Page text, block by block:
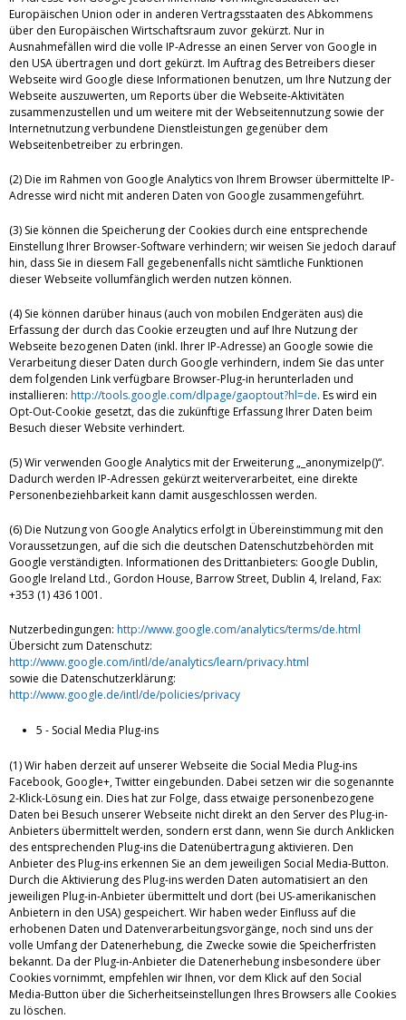
Europäischen Union oder in anderen Vertragsstaaten des Abkommens
über den Europäischen Wirtschaftsraum zuvor gekürzt. Nur in
Ausnahmefällen wird die volle IP-Adresse an einen Server von Google in
den USA übertragen und dort gekürzt. Im Auftrag des Betreibers dieser
Webseite wird Google diese Informationen benutzen, um Ihre Nutzung der
Webseite auszuwerten, um Reports über die Webseite-Aktivitäten
zusammenzustellen und um weitere mit der Webseitennutzung sowie der
Internetnutzung verbundene Dienstleistungen gegenüber dem
Webseitenbetreiber zu erbringen.
(2) Die im Rahmen von Google Analytics von Ihrem Browser übermittelte IP-
Adresse wird nicht mit anderen Daten von Google zusammengeführt.
(3) Sie können die Speicherung der Cookies durch eine entsprechende
Einstellung Ihrer Browser-Software verhindern; wir weisen Sie jedoch darauf
hin, dass Sie in diesem Fall gegebenenfalls nicht sämtliche Funktionen
dieser Webseite vollumfänglich werden nutzen können.
(4) Sie können darüber hinaus (auch von mobilen Endgeräten aus) die
Erfassung der durch das Cookie erzeugten und auf Ihre Nutzung der
Webseite bezogenen Daten (inkl. Ihrer IP-Adresse) an Google sowie die
Verarbeitung dieser Daten durch Google verhindern, indem Sie das unter
dem folgenden Link verfügbare Browser-Plug-in herunterladen und
installieren: http://tools.google.com/dlpage/gaoptout?hl=de. Es wird ein
Opt-Out-Cookie gesetzt, das die zukünftige Erfassung Ihrer Daten beim
Besuch dieser Website verhindert.
(5) Wir verwenden Google Analytics mit der Erweiterung „_anonymizeIp()“.
Dadurch werden IP-Adressen gekürzt weiterverarbeitet, eine direkte
Personenbeziehbarkeit kann damit ausgeschlossen werden.
(6) Die Nutzung von Google Analytics erfolgt in Übereinstimmung mit den
Voraussetzungen, auf die sich die deutschen Datenschutzbehörden mit
Google verständigten. Informationen des Drittanbieters: Google Dublin,
Google Ireland Ltd., Gordon House, Barrow Street, Dublin 4, Ireland, Fax:
+353 (1) 436 1001.
Nutzerbedingungen: http://www.google.com/analytics/terms/de.html
Übersicht zum Datenschutz:
http://www.google.com/intl/de/analytics/learn/privacy.html
sowie die Datenschutzerklärung:
http://www.google.de/intl/de/policies/privacy
5 - Social Media Plug-ins
(1) Wir haben derzeit auf unserer Webseite die Social Media Plug-ins
Facebook, Google+, Twitter eingebunden. Dabei setzen wir die sogenannte
2-Klick-Lösung ein. Dies hat zur Folge, dass etwaige personenbezogene
Daten bei Besuch unserer Webseite nicht direkt an den Server des Plug-in-
Anbieters übermittelt werden, sondern erst dann, wenn Sie durch Anklicken
des entsprechenden Plug-ins die Datenübertragung aktivieren. Den
Anbieter des Plug-ins erkennen Sie an dem jeweiligen Social Media-Button.
Durch die Aktivierung des Plug-ins werden Daten automatisiert an den
jeweiligen Plug-in-Anbieter übermittelt und dort (bei US-amerikanischen
Anbietern in den USA) gespeichert. Wir haben weder Einfluss auf die
erhobenen Daten und Datenverarbeitungsvorgänge, noch sind uns der
volle Umfang der Datenerhebung, die Zwecke sowie die Speicherfristen
bekannt. Da der Plug-in-Anbieter die Datenerhebung insbesondere über
Cookies vornimmt, empfehlen wir Ihnen, vor dem Klick auf den Social
Media-Button über die Sicherheitseinstellungen Ihres Browsers alle Cookies
zu löschen.